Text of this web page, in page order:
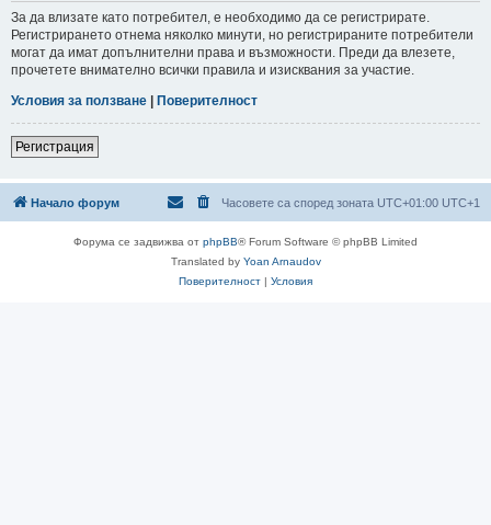
За да влизате като потребител, е необходимо да се регистрирате.
Регистрирането отнема няколко минути, но регистрираните потребители
могат да имат допълнителни права и възможности. Преди да влезете,
прочетете внимателно всички правила и изисквания за участие.
Условия за ползване | Поверителност
Регистрация
Начало форум Часовете са според зоната UTC+01:00 UTC+1
Форума се задвижва от phpBB® Forum Software © phpBB Limited
Translated by Yoan Arnaudov
Поверителност | Условия